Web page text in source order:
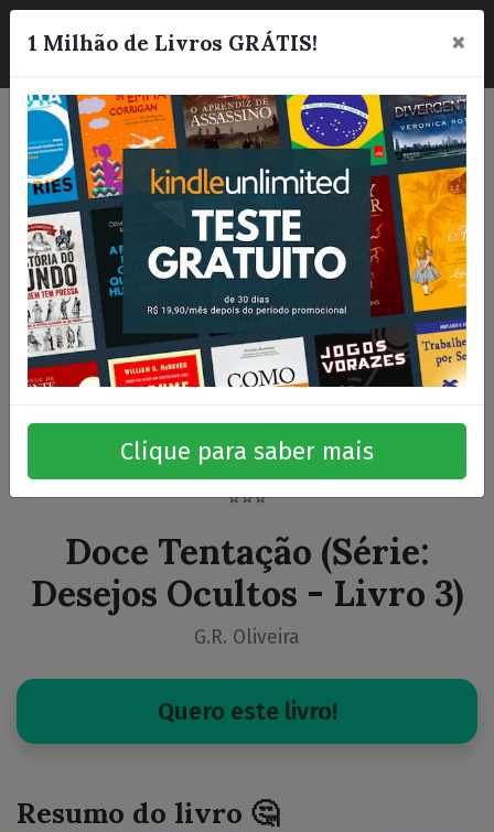
☰
⭐⭐⭐
Doce Tentação (Série:
Desejos Ocultos - Livro 3)
G.R. Oliveira
Quero este livro!
Resumo do livro 🤔
1 Milhão de Livros GRÁTIS! ×
Clique para saber mais